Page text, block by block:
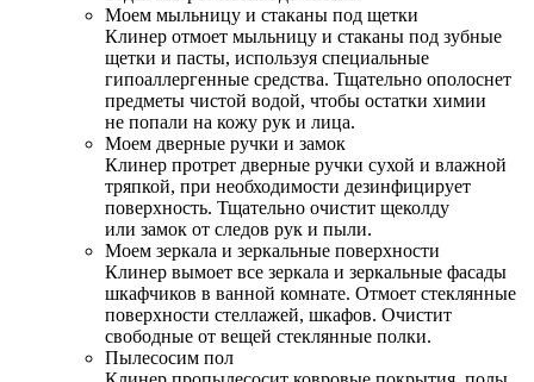
Моем мыльницу и стаканы под щетки
Клинер отмоет мыльницу и стаканы под зубные
щетки и пасты, используя специальные
гипоаллергенные средства. Тщательно ополоснет
предметы чистой водой, чтобы остатки химии
не попали на кожу рук и лица.
Моем дверные ручки и замок
Клинер протрет дверные ручки сухой и влажной
тряпкой, при необходимости дезинфицирует
поверхность. Тщательно очистит щеколду
или замок от следов рук и пыли.
Моем зеркала и зеркальные поверхности
Клинер вымоет все зеркала и зеркальные фасады
шкафчиков в ванной комнате. Отмоет стеклянные
поверхности стеллажей, шкафов. Очистит
свободные от вещей стеклянные полки.
Пылесосим пол